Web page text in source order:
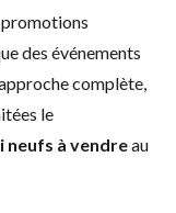
promotions
des événements
complète,
le
neufs à vendreau